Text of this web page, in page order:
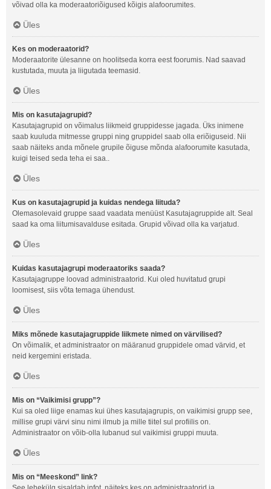
võivad olla ka moderaatoriõigused kõigis alafoorumites.
Üles
Kes on moderaatorid?
Moderaatorite ülesanne on hoolitseda korra eest foorumis. Nad saavad
kustutada, muuta ja liigutada teemasid.
Üles
Mis on kasutajagrupid?
Kasutajagrupid on võimalus liikmeid gruppidesse jagada. Üks inimene
saab kuuluda mitmesse gruppi ning gruppidel saab olla eriõiguseid. Nii
saab näiteks anda mõnele grupile õiguse mõnda alafoorumite kasutada,
kuigi teised seda teha ei saa..
Üles
Kus on kasutajagrupid ja kuidas nendega liituda?
Olemasolevaid gruppe saad vaadata menüüst Kasutajagruppide alt. Seal
saad ka oma liitumisavalduse esitada. Grupid võivad olla ka varjatud.
Üles
Kuidas kasutajagrupi moderaatoriks saada?
Kasutajagruppe loovad administraatorid. Kui oled huvitatud grupi
loomisest, siis võta temaga ühendust.
Üles
Miks mõnede kasutajagruppide liikmete nimed on värvilised?
On võimalik, et administraator on määranud gruppidele omad värvid, et
neid kergemini eristada.
Üles
Mis on “Vaikimisi grupp”?
Kui sa oled liige enamas kui ühes kasutajagrupis, on vaikimisi grupp see,
millise grupi värvi sinu nimi ilmub ja mille tiitel sul profiilis on.
Administraator on võib-olla lubanud sul vaikimisi gruppi muuta.
Üles
Mis on “Meeskond” link?